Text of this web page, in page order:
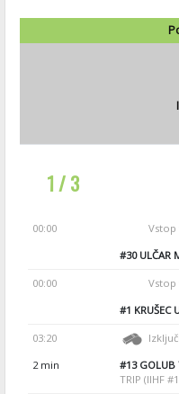
1 / 3
00:00 Vstop
#30ULČAR
00:00 Vstop
#1 KRUŠEC
03:20
2 min
#13GOLUB
TRIP (IIHF